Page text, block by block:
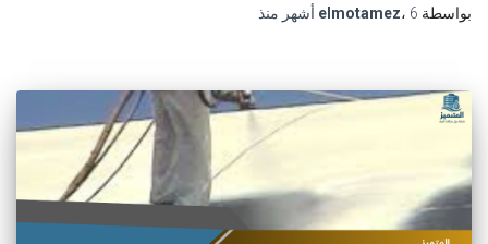
بواسطة
elmotamez، 6 أشهر منذ